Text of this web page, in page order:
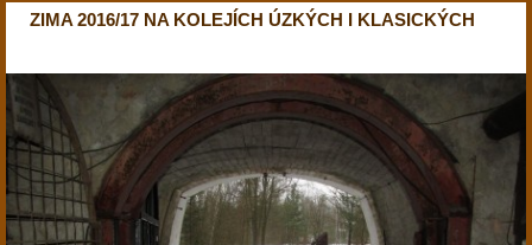
ZIMA 2016/17 NA KOLEJÍCH ÚZKÝCH I KLASICKÝCH